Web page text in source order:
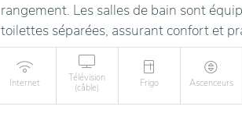
rangement. Les salles de bain sont
toilettes séparées, assurant confort et
Internet
Télévision
(câble)
Frigo Ascenceurs